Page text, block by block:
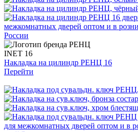
INET 16
Накладка на цилиндр РЕНЦ 16
Перейти